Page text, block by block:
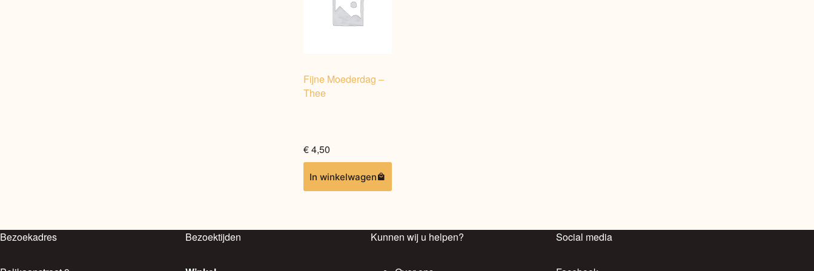
Fijne Moederdag –
Thee
€4,50
In winkelwagen
product
Bezoekadres Bezoektijden Kunnen wij u helpen? Social media